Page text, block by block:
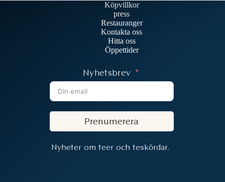
Köpvillkor
press
Restauranger
Kontakta oss
Hitta oss
Öppettider
Nyhetsbrev
Prenumerera
Nyheter om teer och teskördar.